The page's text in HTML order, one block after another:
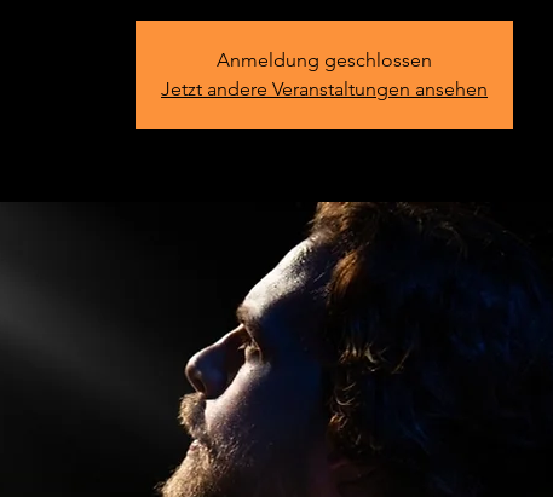
Anmeldung geschlossen
Jetzt andere Veranstaltungen ansehen